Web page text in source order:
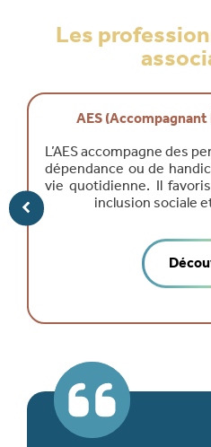
Les
AES
L’AES accompagne des
dépendance ou de
vie quotidienne. Il
inclusion sociale